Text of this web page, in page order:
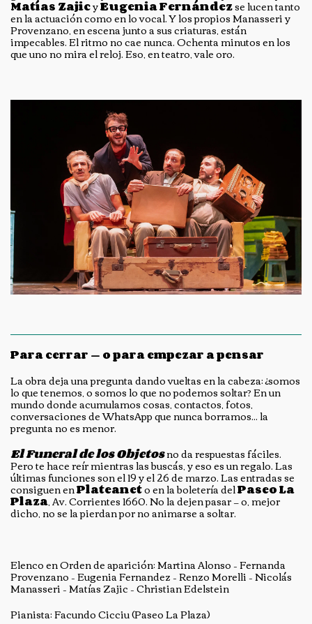
Matías ZajicyEugenia Fernándezse lucen tanto
en la actuación como en lo vocal. Y los propios Manasseri y
Provenzano, en escena junto a sus criaturas, están
impecables. El ritmo no cae nunca. Ochenta minutos en los
que uno no mira el reloj. Eso, en teatro, vale oro.
Para cerrar — o para empezar a pensar
La obra deja una pregunta dando vueltas en la cabeza: ¿somos
lo que tenemos, o somos lo que no podemos soltar? En un
mundo donde acumulamos cosas, contactos, fotos,
conversaciones de WhatsApp que nunca borramos... la
pregunta no es menor.
El Funeral de los Objetosno da respuestas fáciles.
Pero te hace reír mientras las buscás, y eso es un regalo. Las
últimas funciones son el 19 y el 26 de marzo. Las entradas se
consiguen enPlateaneto en la boletería delPaseo La
Plaza, Av. Corrientes 1660. No la dejen pasar — o, mejor
dicho, no se la pierdan por no animarse a soltar.
Elenco en Orden de aparición: Martina Alonso – Fernanda
Provenzano – Eugenia Fernandez – Renzo Morelli – Nicolás
Manasseri – Matías Zajic – Christian Edelstein
Pianista: Facundo Cicciu (Paseo La Plaza)